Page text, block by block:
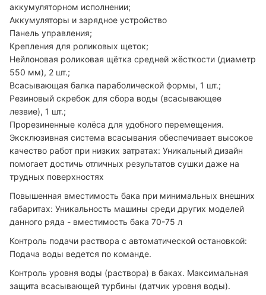
аккумуляторном исполнении;
Аккумуляторы и зарядное устройство
Панель управления;
Крепления для роликовых щеток;
Нейлоновая роликовая щётка средней жёсткости (диаметр
550 мм), 2 шт.;
Всасывающая балка параболической формы, 1 шт.;
Резиновый скребок для сбора воды (всасывающее
лезвие), 1 шт.;
Прорезиненные колёса для удобного перемещения.
Эксклюзивная система всасывания обеспечивает высокое
качество работ при низких затратах: Уникальный дизайн
помогает достичь отличных результатов сушки даже на
трудных поверхностях
Повышенная вместимость бака при минимальных внешних
габаритах: Уникальность машины среди других моделей
данного ряда - вместимость бака 70-75 л
Контроль подачи раствора с автоматической остановкой:
Подача воды ведется по команде.
Контроль уровня воды (раствора) в баках. Максимальная
защита всасывающей турбины (датчик уровня воды).